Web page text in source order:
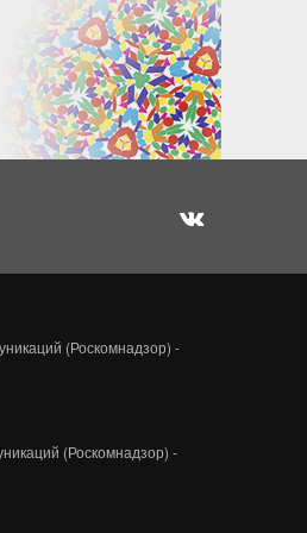
(Роскомнадзор) -
(Роскомнадзор) -